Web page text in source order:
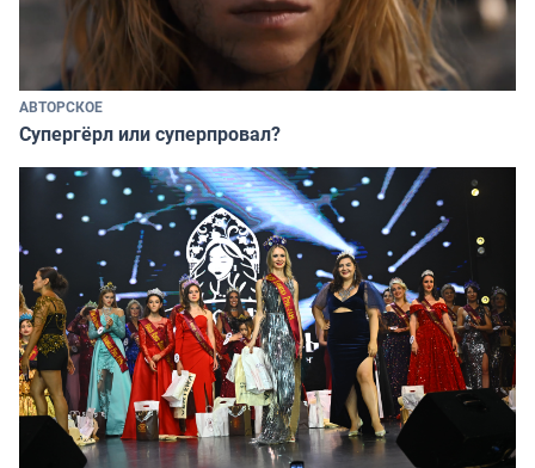
АВТОРСКОЕ
Супергёрл или суперпровал?